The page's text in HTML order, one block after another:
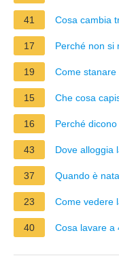
41 Cosa cambia
17 Perché non si
19 Come stanare
15 Che cosa
16 Perché
43 Dove alloggia
37 Quando è
23 Come vedere
40 Cosa lavare a